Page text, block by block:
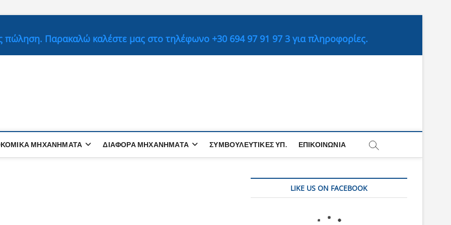
Παρακαλώ καλέστε μας στο τηλέφωνο +30 694 97 91 97 3 για πληροφορίες.
ΜΗΧΑΝΉΜΑΤΑ ΔΙΑΦΟΡΑ ΜΗΧΑΝΗΜΑΤΑ ΣΥΜΒΟΥΛΕΥΤΙΚΈΣ ΥΠ. ΕΠΙΚΟΙΝΩΝΊΑ
LIKE US ON FACEBOOK